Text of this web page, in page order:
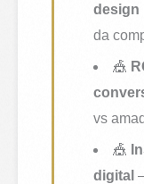
design
da
🎪
vs
🎪
digital